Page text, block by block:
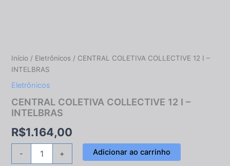
Início / Eletrônicos / CENTRAL COLETIVA COLLECTIVE 12 I –
INTELBRAS
Eletrônicos
CENTRAL COLETIVA COLLECTIVE 12 I –
INTELBRAS
R$1.164,00
- + Adicionar ao carrinho